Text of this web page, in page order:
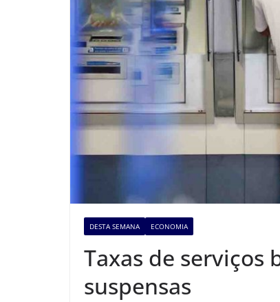
DESTA SEMANA ECONOMIA
Taxas de serviços
suspensas